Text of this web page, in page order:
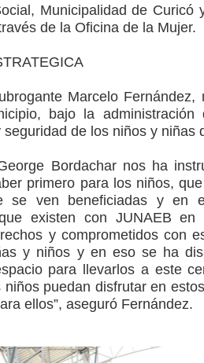
Municipalidad de
de la Oficina de la Mujer.
Marcelo
bajo la administración
seguridad de los niños y niñas
Bordachar nos ha
primero para los niños,
se ven beneficiadas y en
existen con JUNAEB
y comprometidos con
y niños y en eso se ha
para llevarlos a este
niños puedan disfrutar en
ellos”, aseguró Fernández.